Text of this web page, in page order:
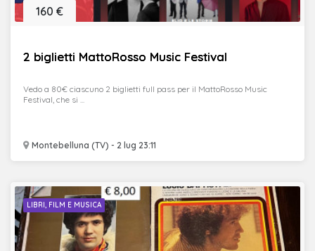
2 biglietti MattoRosso Music Festival
Montebelluna (TV) - 2 lug 23:11
160 €
Vedo a 80€ ciascuno 2 biglietti full pass per il MattoRosso Music
Festival, che si ...
LIBRI, FILM E MUSICA